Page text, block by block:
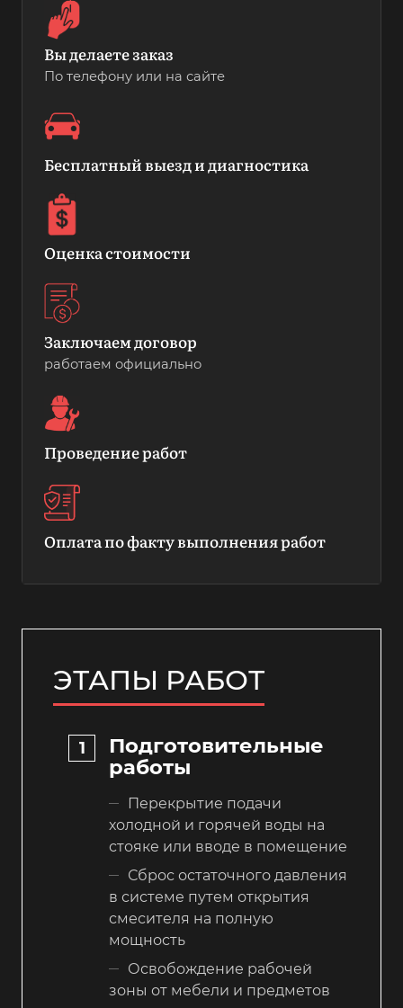
Вы делаете заказ
По телефону или на сайте
Бесплатный выезд и диагностика
Оценка стоимости
Заключаем договор
работаем официально
Проведение работ
Оплата по факту выполнения работ
ЭТАПЫ РАБОТ
Подготовительные
работы
Перекрытие подачи
холодной и горячей воды на
стояке или вводе в помещение
Сброс остаточного давления
в системе путем открытия
смесителя на полную
мощность
Освобождение рабочей
зоны от мебели и предметов